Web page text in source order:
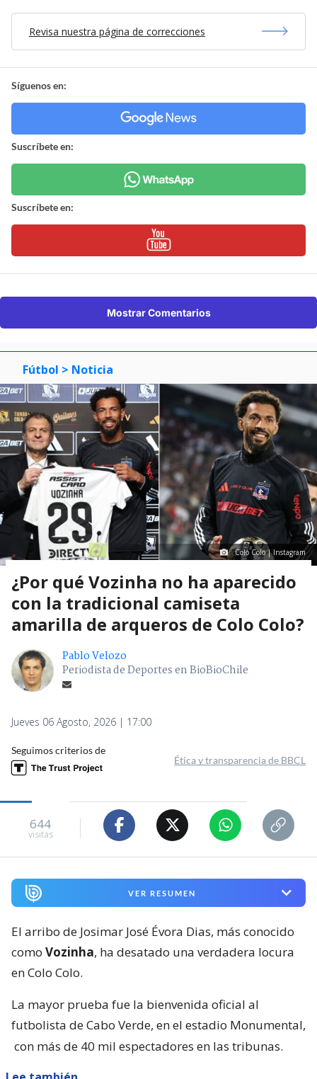
Revisa nuestra página de correcciones
Síguenos en:
Suscríbete en:
Suscríbete en:
Mostrar Comentarios
Fútbol > Noticia
Colo Colo | Instagram
¿Por qué Vozinha no ha aparecido
con la tradicional camiseta
amarilla de arqueros de Colo Colo?
Pablo Velozo
Periodista de Deportes en BioBioChile
Jueves 06 Agosto, 2026 | 17:00
Seguimos criterios de
Ética y transparencia de BBCL
644
visitas
VER RESUMEN
El arribo de Josimar José Évora Dias, más conocido
como Vozinha, ha desatado una verdadera locura
en Colo Colo.
La mayor prueba fue la bienvenida oficial al
futbolista de Cabo Verde, en el estadio Monumental,
con más de 40 mil espectadores en las tribunas.